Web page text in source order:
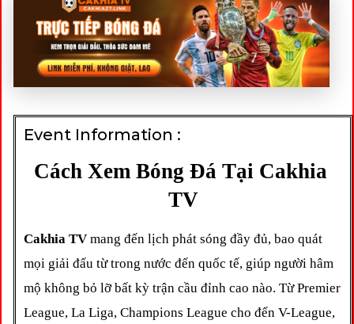
Event Information :
Cách Xem Bóng Đá Tại Cakhia
TV
Cakhia TV mang đến lịch phát sóng đầy đủ, bao quát
mọi giải đấu từ trong nước đến quốc tế, giúp người hâm
mộ không bỏ lỡ bất kỳ trận cầu đỉnh cao nào. Từ Premier
League, La Liga, Champions League cho đến V-League,